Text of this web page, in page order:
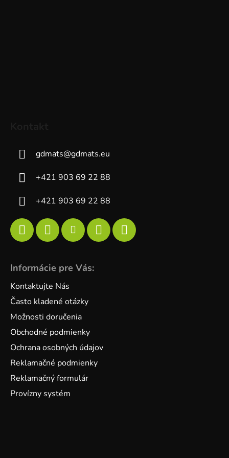
gdmats@gdmats.eu
+421 903 69 22 88
+421 903 69 22 88
Informácie pre Vás:
Kontaktujte Nás
Často kladené otázky
Možnosti doručenia
Obchodné podmienky
Ochrana osobných údajov
Reklamačné podmienky
Reklamačný formulár
Provízny systém